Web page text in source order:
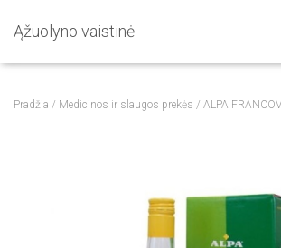
Ąžuolyno vaistinė
Pradžia / Medicinos ir slaugos prekės / ALPA